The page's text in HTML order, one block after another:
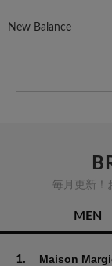
New Balance
毎月更新！
MEN
1. Maison